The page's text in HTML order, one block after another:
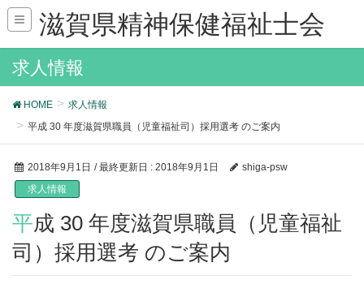
滋賀県精神保健福祉士会
求人情報
HOME
求人情報
平成 30 年度滋賀県職員（児童福祉司）採用選考 のご案内
2018年9月1日 / 最終更新日 : 2018年9月1日
shiga-psw
求人情報
平成 30 年度滋賀県職員（児童福祉
司）採用選考 のご案内